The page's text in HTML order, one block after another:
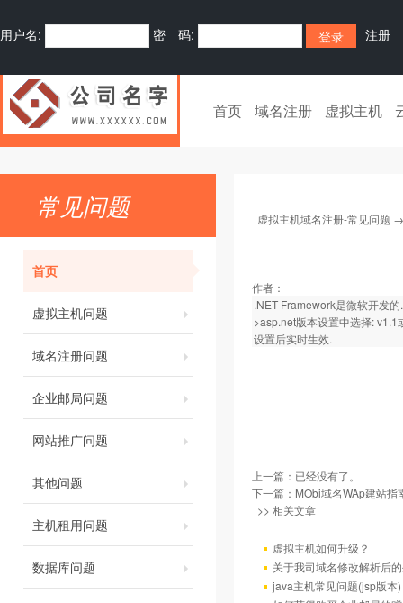
用户名: 密 码: 注册
首页 域名注册 虚拟主机
常见问题
首页
虚拟主机问题
域名注册问题
企业邮局问题
网站推广问题
其他问题
主机租用问题
数据库问题
虚拟主机域名注册-常见问题
作者：
.NET Framework是微软开发
>asp.net版本设置中选择: v1.1
设置后实时生效.
上一篇：已经没有了。
下一篇： MObi域名WAp建站指
>> 相关文章
虚拟主机如何升级？
关于我司域名修改解析后
java主机常见问题(jsp版本)